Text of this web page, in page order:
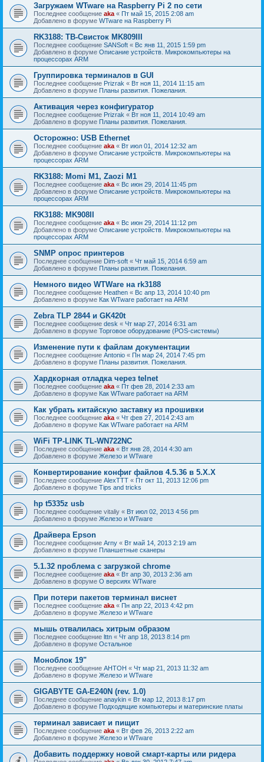
Загружаем WTware на Raspberry Pi 2 по сети
Последнее сообщение aka « Пт май 15, 2015 2:08 am
Добавлено в форуме WTware на Raspberry Pi
RK3188: ТВ-Свисток MK809III
Последнее сообщение SANSoft « Вс янв 11, 2015 1:59 pm
Добавлено в форуме Описание устройств. Микрокомпьютеры на
процессорах ARM
Группировка терминалов в GUI
Последнее сообщение Prizrak « Вт ноя 11, 2014 11:15 am
Добавлено в форуме Планы развития. Пожелания.
Активация через конфигуратор
Последнее сообщение Prizrak « Вт ноя 11, 2014 10:49 am
Добавлено в форуме Планы развития. Пожелания.
Осторожно: USB Ethernet
Последнее сообщение aka « Вт июл 01, 2014 12:32 am
Добавлено в форуме Описание устройств. Микрокомпьютеры на
процессорах ARM
RK3188: Momi M1, Zaozi M1
Последнее сообщение aka « Вс июн 29, 2014 11:45 pm
Добавлено в форуме Описание устройств. Микрокомпьютеры на
процессорах ARM
RK3188: MK908II
Последнее сообщение aka « Вс июн 29, 2014 11:12 pm
Добавлено в форуме Описание устройств. Микрокомпьютеры на
процессорах ARM
SNMP опрос принтеров
Последнее сообщение Dim-soft « Чт май 15, 2014 6:59 am
Добавлено в форуме Планы развития. Пожелания.
Немного видео WTWare на rk3188
Последнее сообщение Heathen « Вс апр 13, 2014 10:40 pm
Добавлено в форуме Как WTware работает на ARM
Zebra TLP 2844 и GK420t
Последнее сообщение desk « Чт мар 27, 2014 6:31 am
Добавлено в форуме Торговое оборудование (POS-системы)
Изменение пути к файлам документации
Последнее сообщение Antonio « Пн мар 24, 2014 7:45 pm
Добавлено в форуме Планы развития. Пожелания.
Хардкорная отладка через telnet
Последнее сообщение aka « Пт фев 28, 2014 2:33 am
Добавлено в форуме Как WTware работает на ARM
Как убрать китайскую заставку из прошивки
Последнее сообщение aka « Чт фев 27, 2014 2:43 am
Добавлено в форуме Как WTware работает на ARM
WiFi TP-LINK TL-WN722NC
Последнее сообщение aka « Вт янв 28, 2014 4:30 am
Добавлено в форуме Железо и WTware
Конвертирование конфиг файлов 4.5.36 в 5.Х.Х
Последнее сообщение AlexTTT « Пт окт 11, 2013 12:06 pm
Добавлено в форуме Tips and tricks
hp t5335z usb
Последнее сообщение vitaliy « Вт июл 02, 2013 4:56 pm
Добавлено в форуме Железо и WTware
Драйвера Epson
Последнее сообщение Arny « Вт май 14, 2013 2:19 am
Добавлено в форуме Планшетные сканеры
5.1.32 проблема с загрузкой chrome
Последнее сообщение aka « Вт апр 30, 2013 2:36 am
Добавлено в форуме О версиях WTware
При потери пакетов терминал виснет
Последнее сообщение aka « Пн апр 22, 2013 4:42 pm
Добавлено в форуме Железо и WTware
мышь отвалилась хитрым образом
Последнее сообщение lttn « Чт апр 18, 2013 8:14 pm
Добавлено в форуме Остальное
Моноблок 19"
Последнее сообщение AHTOH « Чт мар 21, 2013 11:32 am
Добавлено в форуме Железо и WTware
GIGABYTE GA-E240N (rev. 1.0)
Последнее сообщение anaykin « Вт мар 12, 2013 8:17 pm
Добавлено в форуме Подходящие компьютеры и материнские платы
терминал зависает и пищит
Последнее сообщение aka « Вт фев 26, 2013 2:22 am
Добавлено в форуме Железо и WTware
Добавить поддержку новой смарт-карты или ридера